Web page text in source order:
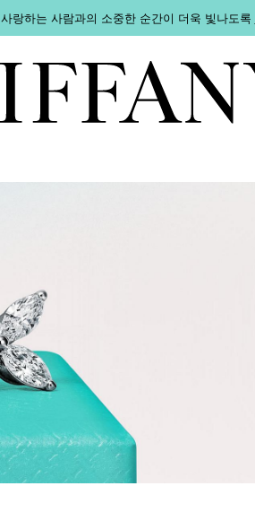
사랑하는 사람과의 소중한 순간이 더욱 빛나도록
티파니 트루™